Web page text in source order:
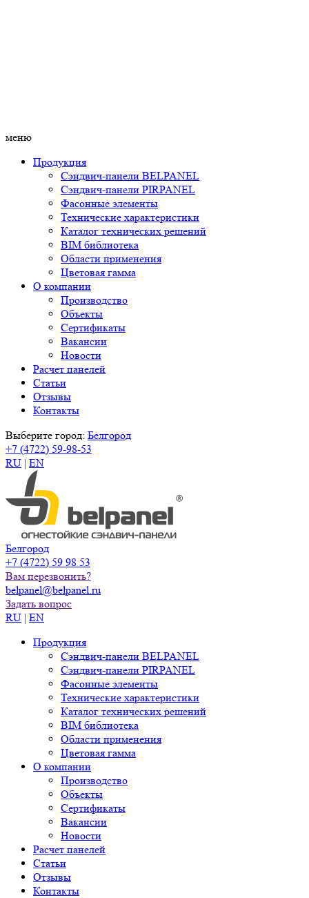
меню
Продукция
Сэндвич-панели BELPANEL
Сэндвич-панели PIRPANEL
Фасонные элементы
Технические характеристики
Каталог технических решений
BIM библиотека
Области применения
Цветовая гамма
О компании
Производство
Объекты
Сертификаты
Вакансии
Новости
Расчет панелей
Статьи
Отзывы
Контакты
Выберите город: Белгород
+7 (4722) 59-98-53
RU | EN
Белгород
+7 (4722) 59 98 53
Вам перезвонить?
belpanel@belpanel.ru
Задать вопрос
RU | EN
Продукция
Сэндвич-панели BELPANEL
Сэндвич-панели PIRPANEL
Фасонные элементы
Технические характеристики
Каталог технических решений
BIM библиотека
Области применения
Цветовая гамма
О компании
Производство
Объекты
Сертификаты
Вакансии
Новости
Расчет панелей
Статьи
Отзывы
Контакты